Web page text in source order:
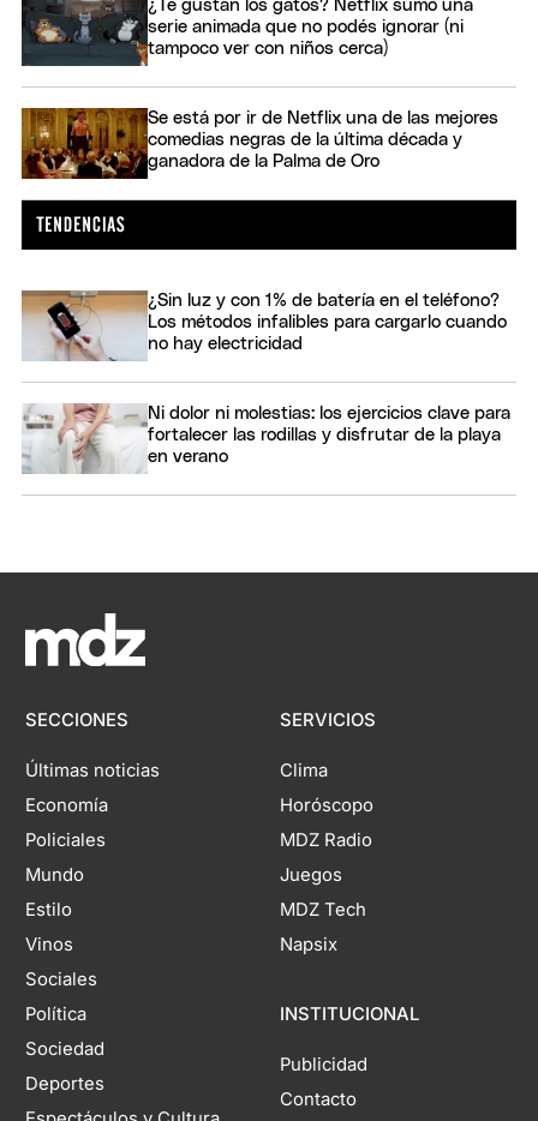
¿Te gustan los gatos? Netflix sumó una
serie animada que no podés ignorar (ni
tampoco ver con niños cerca)
Se está por ir de Netflix una de las mejores
comedias negras de la última década y
ganadora de la Palma de Oro
¿Sin luz y con 1% de batería en el teléfono?
Los métodos infalibles para cargarlo cuando
no hay electricidad
Ni dolor ni molestias: los ejercicios clave para
fortalecer las rodillas y disfrutar de la playa
en verano
SECCIONES
Últimas noticias
Economía
Policiales
Mundo
Estilo
Vinos
Sociales
Política
Sociedad
Deportes
SERVICIOS
Clima
Horóscopo
MDZ Radio
Juegos
MDZ Tech
Napsix
INSTITUCIONAL
Publicidad
Contacto